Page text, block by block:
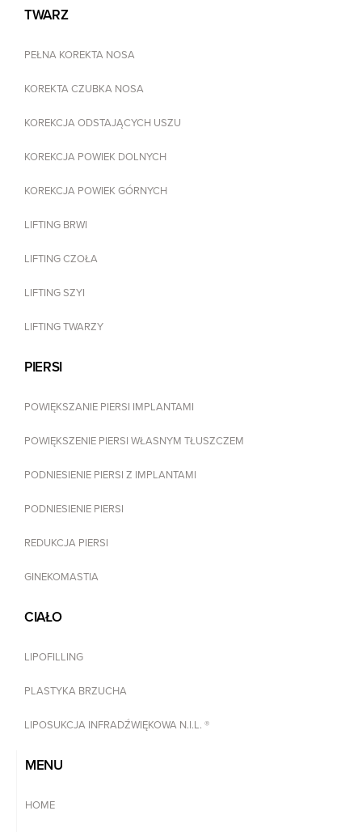
TWARZ
PEŁNA KOREKTA NOSA
KOREKTA CZUBKA NOSA
KOREKCJA ODSTAJĄCYCH USZU
KOREKCJA POWIEK DOLNYCH
KOREKCJA POWIEK GÓRNYCH
LIFTING BRWI
LIFTING CZOŁA
LIFTING SZYI
LIFTING TWARZY
PIERSI
POWIĘKSZANIE PIERSI IMPLANTAMI
POWIĘKSZENIE PIERSI WŁASNYM TŁUSZCZEM
PODNIESIENIE PIERSI Z IMPLANTAMI
PODNIESIENIE PIERSI
REDUKCJA PIERSI
GINEKOMASTIA
CIAŁO
LIPOFILLING
PLASTYKA BRZUCHA
LIPOSUKCJA INFRADŹWIĘKOWA N.I.L. ®
MENU
HOME